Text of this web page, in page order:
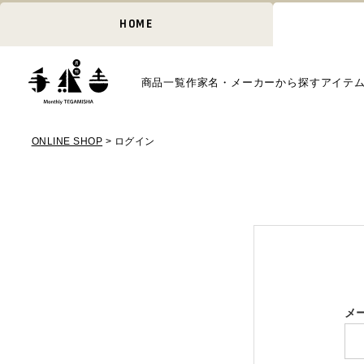
HOME
商品一覧作家名・メーカーから探す アイテ
ONLINE SHOP ログイン
メ